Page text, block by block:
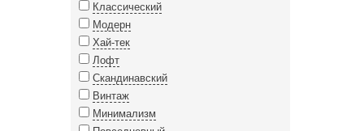
Классический
Модерн
Хай-тек
Лофт
Скандинавский
Винтаж
Минимализм